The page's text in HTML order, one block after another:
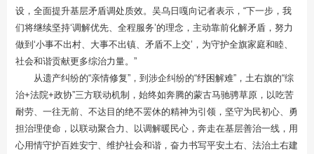
设，全面提升基层矛盾调处质效。吴乌日嘎向记者表示，“下一步，我
们将继续坚持‘调解优先、全程服务’的理念，主动靠前化解矛盾，努力
做到‘小事不出村、大事不出镇、矛盾不上交’，为守护全旗家庭和睦、
社会和谐贡献更多综治力量。”
从遗产纠纷的“亲情修复”，到涉企纠纷的“纾困解难”，土右旗的“综
治+法院+政协”三方联动机制，始终如奔腾的蒙古马驰骋草原，以吃苦
耐劳、一往无前、不达目的绝不罢休的精神为引领，坚守为民初心、勇
担治理使命，以联动聚合力、以调解暖民心，奔走在基层善治一线，用
心用情守护百姓安宁、维护社会和谐，奋力书写平安土右、法治土右建